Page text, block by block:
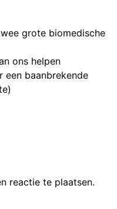
grote biomedische
ons helpen
baanbrekende
reactie te plaatsen.